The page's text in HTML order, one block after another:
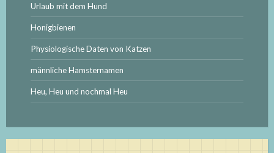
Urlaub mit dem Hund
Honigbienen
Physiologische Daten von Katzen
männliche Hamsternamen
Heu, Heu und nochmal Heu